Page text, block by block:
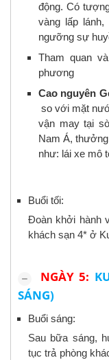
động. Có
vàng lấp
ngưỡng sự
Tham quan
phương
Cao nguyên
so với mặt
vận may tại
Nam Á,
như: lái xe mô
Buổi tối:
Đoàn khởi hành
khách sạn 4* ở
NGÀY 5:
SÁNG)
Buổi sáng:
Sau bữa sáng,
tục trả phòng